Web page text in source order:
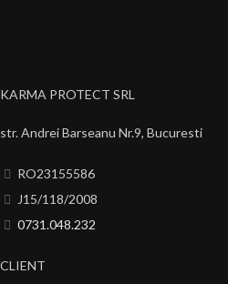
KARMA PROTECT SRL
str. Andrei Barseanu Nr.9, Bucuresti
RO23155586
J15/118/2008
0731.048.232
CLIENT